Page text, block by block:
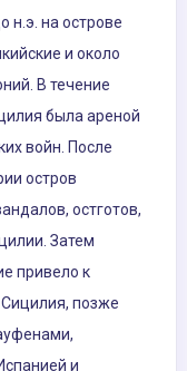
н.э. на острове
и около
В течение
была ареной
войн. После
остров
остготов,
Затем
привело к
позже
и